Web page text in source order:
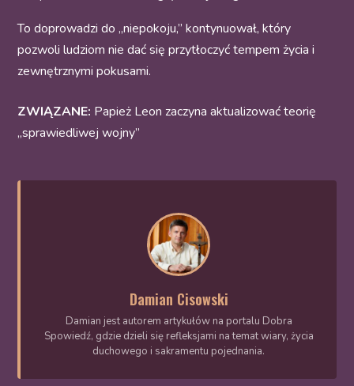
To doprowadzi do „niepokoju,” kontynuował, który
pozwoli ludziom nie dać się przytłoczyć tempem życia i
zewnętrznymi pokusami.
ZWIĄZANE: Papież Leon zaczyna aktualizować teorię
„sprawiedliwej wojny”
Damian Cisowski
Damian jest autorem artykułów na portalu Dobra
Spowiedź, gdzie dzieli się refleksjami na temat wiary, życia
duchowego i sakramentu pojednania.